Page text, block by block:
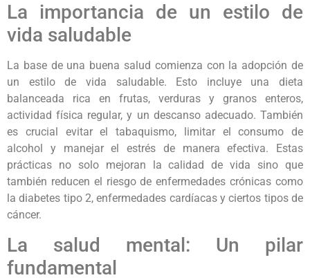
La importancia de un estilo de
vida saludable
La base de una buena salud comienza con la adopción de
un estilo de vida saludable. Esto incluye una dieta
balanceada rica en frutas, verduras y granos enteros,
actividad física regular, y un descanso adecuado. También
es crucial evitar el tabaquismo, limitar el consumo de
alcohol y manejar el estrés de manera efectiva. Estas
prácticas no solo mejoran la calidad de vida sino que
también reducen el riesgo de enfermedades crónicas como
la diabetes tipo 2, enfermedades cardíacas y ciertos tipos de
cáncer.
La salud mental: Un pilar
fundamental